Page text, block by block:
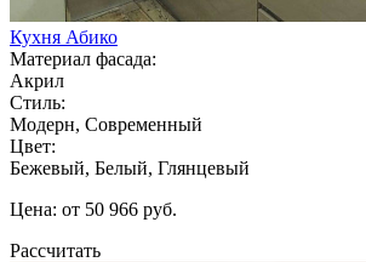
Кухня Абико
Материал фасада:
Акрил
Стиль:
Модерн, Современный
Цвет:
Бежевый, Белый, Глянцевый
Цена: от 50 966 руб.
Рассчитать